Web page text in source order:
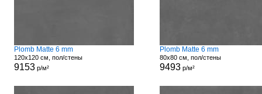
Plomb Matte 6 mm
120x120 см, пол/стены
9153р/м²
Plomb Matte 6 mm
80x80 см, пол/стены
9493р/м²